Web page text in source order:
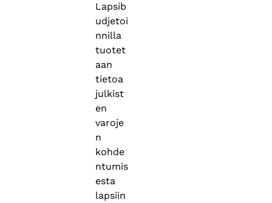
Lapsib
udjetoi
nnilla
tuotet
aan
tietoa
julkist
en
varoje
n
kohde
ntumis
esta
lapsiin